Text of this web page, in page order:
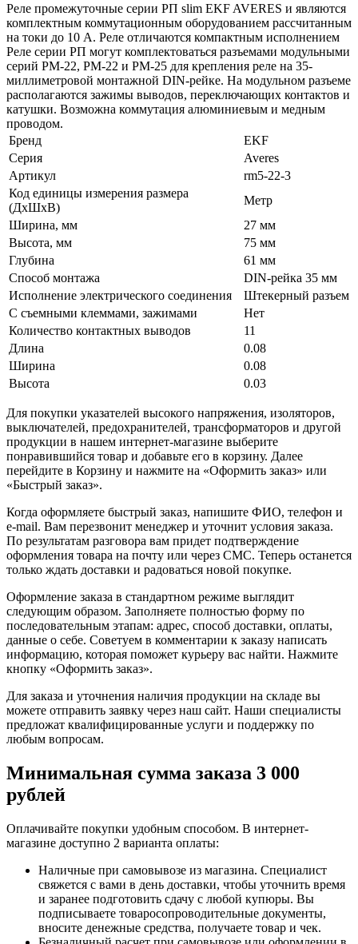
Реле промежуточные серии РП slim EKF AVERES и являются
комплектным коммутационным оборудованием рассчитанным
на токи до 10 А. Реле отличаются компактным исполнением
Реле серии РП могут комплектоваться разъемами модульными
серий РМ-22, РМ-22 и РМ-25 для крепления реле на 35-
миллиметровой монтажной DIN-рейке. На модульном разъеме
располагаются зажимы выводов, переключающих контактов и
катушки. Возможна коммутация алюминиевым и медным
проводом.
Бренд
EKF
Серия
Averes
Артикул
rm5-22-3
Код единицы измерения размера
(ДхШхВ)
Метр
Ширина, мм
27 мм
Высота, мм
75 мм
Глубина
61 мм
Способ монтажа
DIN-рейка 35 мм
Исполнение электрического соединения
Штекерный разъем
С съемными клеммами, зажимами
Нет
Количество контактных выводов
11
Длина
0.08
Ширина
0.08
Высота
0.03
Для покупки указателей высокого напряжения, изоляторов,
выключателей, предохранителей, трансформаторов и другой
продукции в нашем интернет-магазине выберите
понравившийся товар и добавьте его в корзину. Далее
перейдите в Корзину и нажмите на «Оформить заказ» или
«Быстрый заказ».
Когда оформляете быстрый заказ, напишите ФИО, телефон и
e-mail. Вам перезвонит менеджер и уточнит условия заказа.
По результатам разговора вам придет подтверждение
оформления товара на почту или через СМС. Теперь останется
только ждать доставки и радоваться новой покупке.
Оформление заказа в стандартном режиме выглядит
следующим образом. Заполняете полностью форму по
последовательным этапам: адрес, способ доставки, оплаты,
данные о себе. Советуем в комментарии к заказу написать
информацию, которая поможет курьеру вас найти. Нажмите
кнопку «Оформить заказ».
Для заказа и уточнения наличия продукции на складе вы
можете отправить заявку через наш сайт. Наши специалисты
предложат квалифицированные услуги и поддержку по
любым вопросам.
Минимальная сумма заказа 3 000
рублей
Оплачивайте покупки удобным способом. В интернет-
магазине доступно 2 варианта оплаты:
Наличные при самовывозе из магазина. Специалист
свяжется с вами в день доставки, чтобы уточнить время
и заранее подготовить сдачу с любой купюры. Вы
подписываете товаросопроводительные документы,
вносите денежные средства, получаете товар и чек.